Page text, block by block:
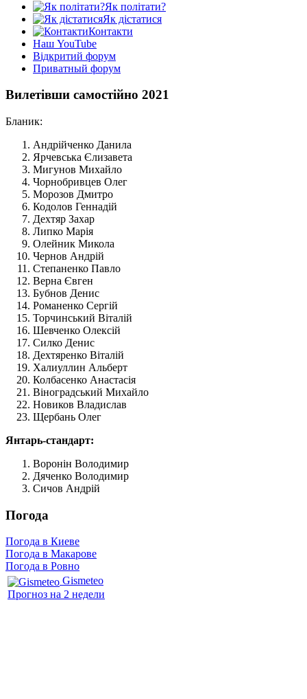
Як політати?
Як дістатися
Контакти
Наш YouTube
Відкритий форум
Приватный форум
Вилетівши самостійно 2021
Бланик:
Андрійченко Данила
Ярчевська Єлизавета
Мигунов Михайло
Чорнобривцев Олег
Морозов Дмитро
Кодолов Геннадій
Дехтяр Захар
Липко Марія
Олейник Микола
Чернов Андрій
Степаненко Павло
Верна Євген
Бубнов Денис
Романенко Сергій
Торчинський Віталій
Шевченко Олексій
Силко Денис
Дехтяренко Віталій
Халиуллин Альберт
Колбасенко Анастасія
Віноградський Михайло
Новиков Владислав
Щербань Олег
Янтарь-стандарт:
Воронін Володимир
Дяченко Володимир
Сичов Андрій
Погода
Погода в Киеве
Погода в Макарове
Погода в Ровно
Gismeteo
Прогноз на 2 недели